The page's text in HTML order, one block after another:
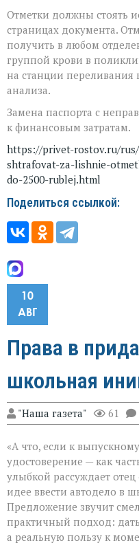
Отметки должны стоять
страницах документа.
получить в любом
группой крови в
на станции переливания
анализа.
Замена паспорта с
к финансовым затратам.
https://privet-rostov.ru/
shtrafovat-za-lishnie-
do-2500-rublej.html
Поделиться ссылкой:
10
АВГ
Права в
школьная
"Наша газета" 61
«А что, если к
удостоверение — как
улыбкой рассуждает
идее ввести автодело в
Предложение звучит
практичный подход:
а реальную пользу к